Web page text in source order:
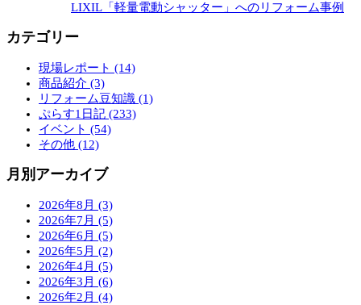
LIXIL「軽量電動シャッター」へのリフォーム事例
カテゴリー
現場レポート (14)
商品紹介 (3)
リフォーム豆知識 (1)
ぷらす1日記 (233)
イベント (54)
その他 (12)
月別アーカイブ
2026年8月 (3)
2026年7月 (5)
2026年6月 (5)
2026年5月 (2)
2026年4月 (5)
2026年3月 (6)
2026年2月 (4)